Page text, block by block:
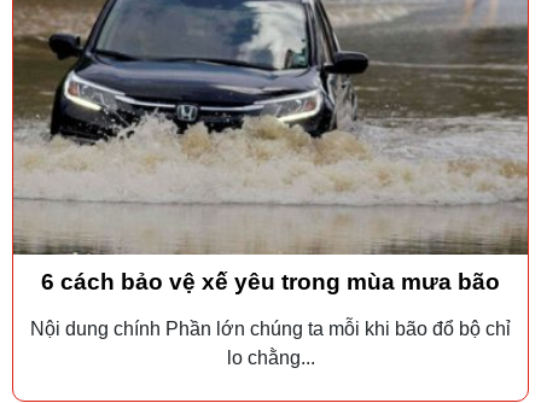
6 cách bảo vệ xế yêu trong mùa mưa bão
Nội dung chính Phần lớn chúng ta mỗi khi bão đổ bộ chỉ
lo chằng...